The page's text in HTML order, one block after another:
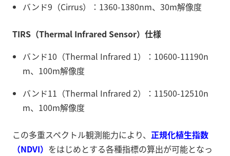
バンド9（Cirrus）：1360-1380nm、30m解像度
TIRS（Thermal Infrared Sensor）仕様
バンド10（Thermal Infrared 1）：10600-11190n
m、100m解像度
バンド11（Thermal Infrared 2）：11500-12510n
m、100m解像度
この多重スペクトル観測能力により、 正規化植生指数
（NDVI） をはじめとする各種指標の算出が可能となっ